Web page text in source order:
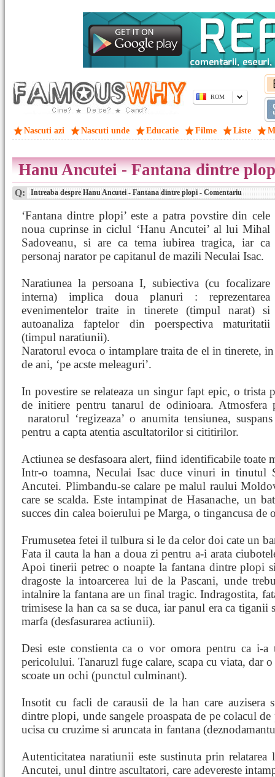
ROM
Nascuti azi Nascuti unde Educatie Filme Liste
Hanu Ancutei - Fantana dintre
Q: Intreaba despre Hanu Ancutei - Fantana dintre plopi - Comentariu
‘Fantana dintre plopi’ este a patra povstire din cele
noua cuprinse in ciclul ‘Hanu Ancutei’ al lui Mihal
Sadoveanu, si are ca tema iubirea tragica, iar ca
personaj narator pe capitanul de mazili Neculai Isac.
Naratiunea la persoana I, subiectiva (cu focalizare
interna) implica doua planuri : reprezentarea
evenimentelor traite in tinerete (timpul narat) si
autoanaliza faptelor din poerspectiva maturitatii
(timpul naratiunii).
Naratorul evoca o intamplare traita de el in tinerete,
de ani, ‘pe acste meleaguri’.
In povestire se relateaza un singur fapt epic, o trista
de initiere pentru tanarul de odinioara.
naratorul ‘regizeaza’ o anumita tensiunea,
pentru a capta atentia ascultatorilor si cititirilor.
Actiunea se desfasoara alert, fiind identificabile toate
Intr-o toamna, Neculai Isac duce vinuri in tinutul
Ancutei. Plimbandu-se calare pe malul raului
care se scalda. Este intampinat de Hasanache, un
succes din calea boierului pe Marga, o tingancusa de
Frumusetea fetei il tulbura si le da celor doi cate un
Fata il cauta la han a doua zi pentru a-i arata
Apoi tinerii petrec o noapte la fantana dintre plopi
dragoste la intoarcerea lui de la Pascani, unde
intalnire la fantana are un final tragic. Indragostita,
trimisese la han ca sa se duca, iar panul era ca
marfa (desfasurarea actiunii).
Desi este constienta ca o vor omora pentru ca i-a
pericolului. Tanaruzl fuge calare, scapa cu viata, dar
scoate un ochi (punctul culminant).
Insotit cu facli de carausii de la han care auzisera
dintre plopi, unde sangele proaspata de pe colacul de
ucisa cu cruzime si aruncata in fantana
Autenticitatea naratiunii este sustinuta prin
Ancutei, unul dintre ascultatori, care adevereste